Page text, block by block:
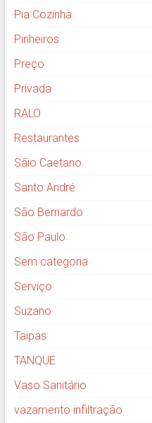
Pia Cozinha
Pinheiros
Preço
Privada
RALO
Restaurantes
Sãio Caetano
Santo André
São Bernardo
São Paulo
Sem categoria
Serviço
Suzano
Taipas
TANQUE
Vaso Sanitário
vazamento infiltração